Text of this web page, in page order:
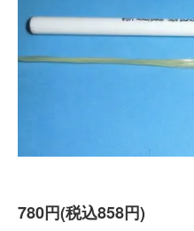
780円(税込858円)